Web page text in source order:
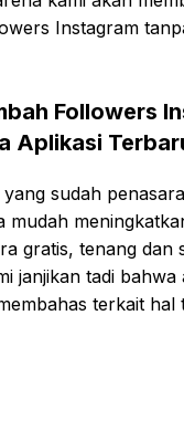
Instagram
Followers
Aplikasi
sudah
mudah
gratis, tenang dan
janjikan tadi bahwa
terkait hal